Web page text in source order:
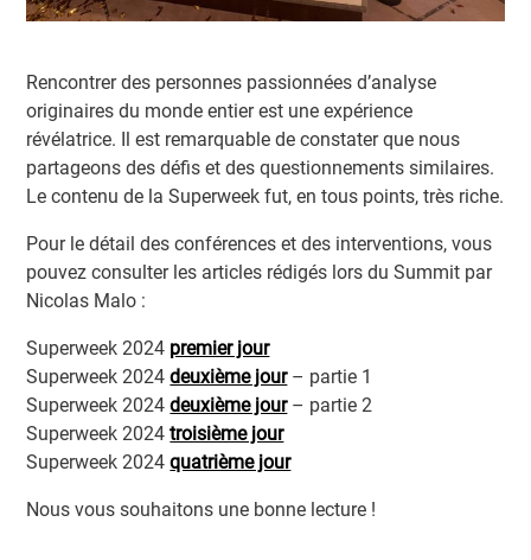
Rencontrer des personnes passionnées d’analyse
originaires du monde entier est une expérience
révélatrice. Il est remarquable de constater que nous
partageons des défis et des questionnements similaires.
Le contenu de la Superweek fut, en tous points, très riche.
Pour le détail des conférences et des interventions, vous
pouvez consulter les articles rédigés lors du Summit par
Nicolas Malo :
Superweek 2024 premier jour
Superweek 2024deuxième jour– partie 1
Superweek 2024deuxième jour– partie 2
Superweek 2024troisième jour
Superweek 2024quatrième jour
Nous vous souhaitons une bonne lecture !